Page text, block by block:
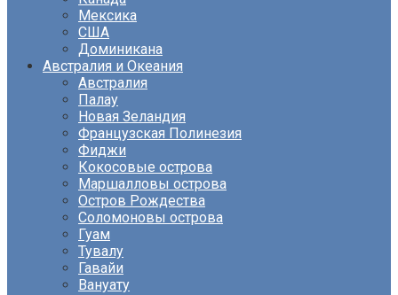
Мексика
США
Доминикана
Австралия и Океания
Австралия
Палау
Новая Зеландия
Французская Полинезия
Фиджи
Кокосовые острова
Маршалловы острова
Остров Рождества
Соломоновы острова
Гуам
Тувалу
Гавайи
Вануату